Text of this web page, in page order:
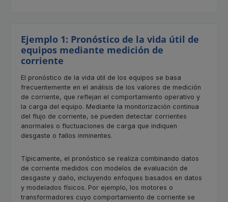
Ejemplo 1: Pronóstico de la vida útil de
equipos mediante medición de
corriente
El pronóstico de la vida útil de los equipos se basa
frecuentemente en el análisis de los valores de medición
de corriente, que reflejan el comportamiento operativo y
la carga del equipo. Mediante la monitorización continua
del flujo de corriente, se pueden detectar corrientes
anormales o fluctuaciones de carga que indiquen
desgaste o fallos inminentes.
Típicamente, el pronóstico se realiza combinando datos
de corriente medidos con modelos de evaluación de
desgaste y daño, incluyendo enfoques basados en datos
y modelados físicos. Por ejemplo, los motores o
transformadores cuyo comportamiento de corriente se